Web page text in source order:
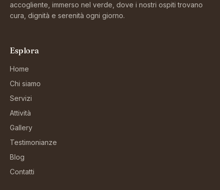
accogliente, immerso nel verde, dove i nostri ospiti trovano
cura, dignità e serenità ogni giorno.
Esplora
Home
Chi siamo
Servizi
Attività
Gallery
Testimonianze
Blog
Contatti